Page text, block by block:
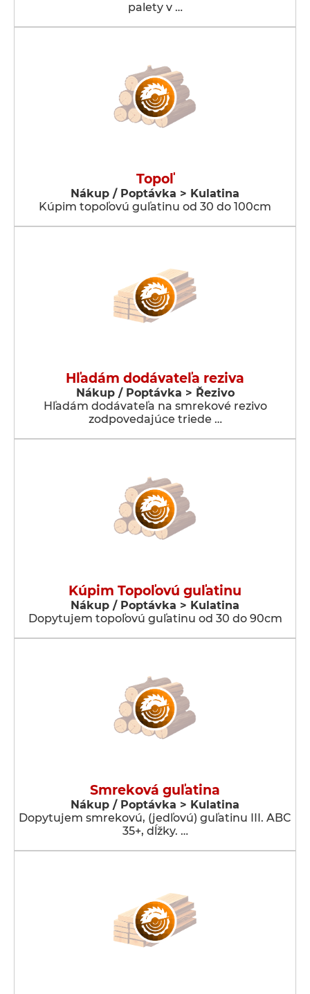
palety v …
Topoľ
Nákup / Poptávka > Kulatina
Kúpim topoľovú guľatinu od 30 do 100cm
Hľadám dodávateľa reziva
Nákup / Poptávka > Řezivo
Hľadám dodávateľa na smrekové rezivo
zodpovedajúce triede …
Kúpim Topoľovú guľatinu
Nákup / Poptávka > Kulatina
Dopytujem topoľovú guľatinu od 30 do 90cm
Smreková guľatina
Nákup / Poptávka > Kulatina
Dopytujem smrekovú, (jedľovú) guľatinu III. ABC
35+, dĺžky. …